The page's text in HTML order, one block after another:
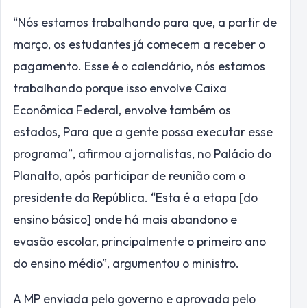
“Nós estamos trabalhando para que, a partir de
março, os estudantes já comecem a receber o
pagamento. Esse é o calendário, nós estamos
trabalhando porque isso envolve Caixa
Econômica Federal, envolve também os
estados, Para que a gente possa executar esse
programa”, afirmou a jornalistas, no Palácio do
Planalto, após participar de reunião com o
presidente da República. “Esta é a etapa [do
ensino básico] onde há mais abandono e
evasão escolar, principalmente o primeiro ano
do ensino médio”, argumentou o ministro.
A MP enviada pelo governo e aprovada pelo